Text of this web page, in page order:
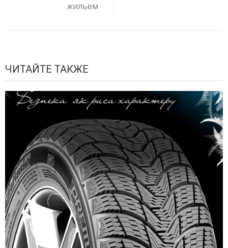
жильем
ЧИТАЙТЕ ТАКЖЕ